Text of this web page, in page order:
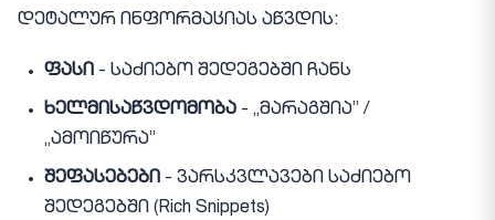
დეტალურ ინფორმაციას აწვდის:
ფასი - საძიებო შედეგებში ჩანს
ხელმისაწვდომობა - „მარაგშია” /
„ამოიწურა”
შეფასებები - ვარსკვლავები საძიებო
შედეგებში (Rich Snippets)